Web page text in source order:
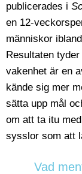
publicerades i
en 12-
människor
Resultaten
vakenhet är en
kände sig mer
sätta upp mål
om att ta itu
sysslor som att
Vad